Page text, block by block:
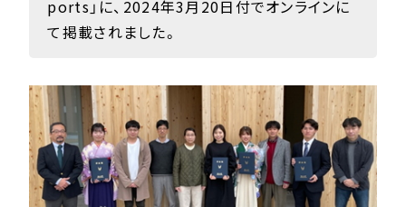
ports」に、2024年3月20日付でオンラインに
て掲載されました。